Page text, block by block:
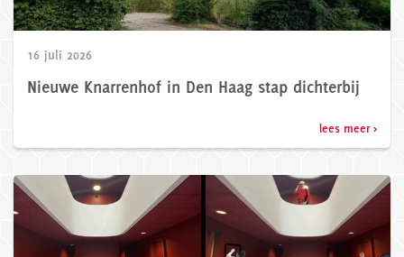
16 juli 2026
Nieuwe Knarrenhof in Den Haag stap dichterbij
lees meer >